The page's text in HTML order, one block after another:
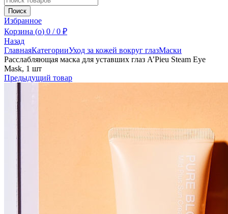
Поиск
Избранное
Корзина (o) 0 / 0 ₽
Назад
ГлавнаяКатегорииУход за кожей вокруг глазМаски
Расслабляющая маска для уставших глаз A’Pieu Steam Eye
Mask, 1 шт
Предыдущий товар